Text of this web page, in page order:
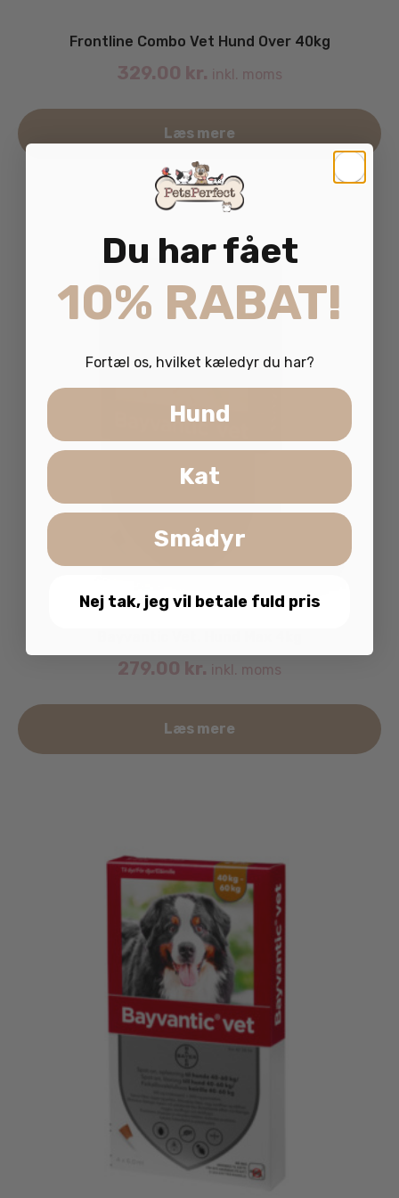
Frontline Combo Vet Hund Over 40kg
329.00 kr. inkl. moms
Læs mere
279.00 kr. inkl. moms
Læs mere
Du har fået
10% RABAT!
Fortæl os, hvilket kæledyr du har?
Hund
Kat
Smådyr
Nej tak, jeg vil betale fuld pris